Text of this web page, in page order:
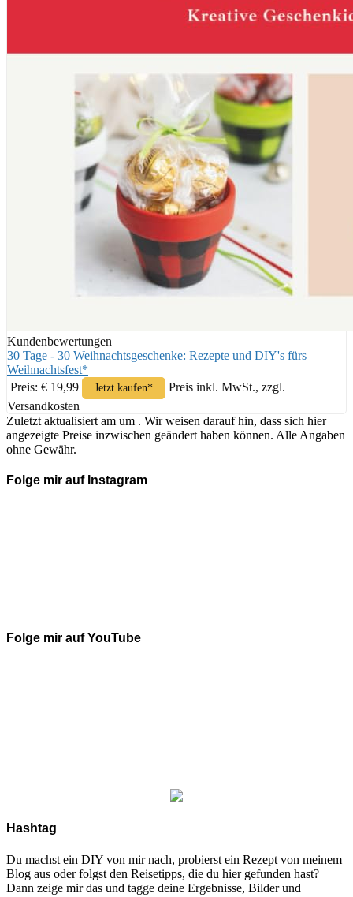
Kundenbewertungen
30 Tage - 30 Weihnachtsgeschenke: Rezepte und DIY's fürs
Weihnachtsfest*
Preis: € 19,99
Jetzt kaufen*
Preis inkl. MwSt., zzgl.
Versandkosten
Zuletzt aktualisiert am um . Wir weisen darauf hin, dass sich hier
angezeigte Preise inzwischen geändert haben können. Alle Angaben
ohne Gewähr.
Folge mir auf Instagram
Folge mir auf YouTube
Hashtag
Du machst ein DIY von mir nach, probierst ein Rezept von meinem
Blog aus oder folgst den Reisetipps, die du hier gefunden hast?
Dann zeige mir das und tagge deine Ergebnisse, Bilder und